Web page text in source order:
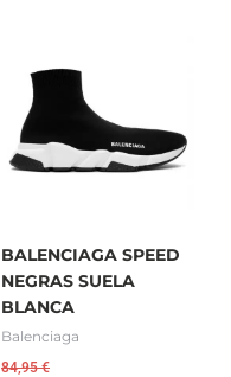
BALENCIAGA SPEED
NEGRAS SUELA
BLANCA
Balenciaga
84,95€